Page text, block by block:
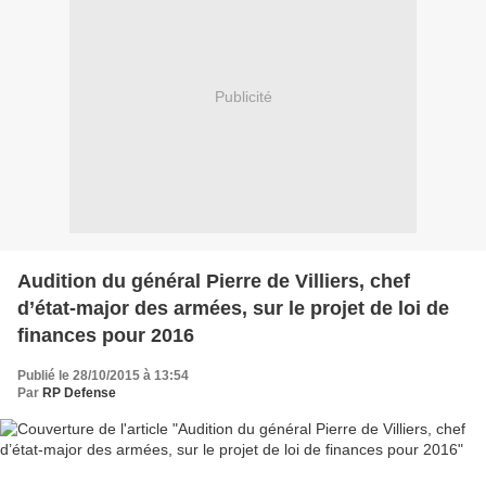
Publicité
Audition du général Pierre de Villiers, chef
d’état-major des armées, sur le projet de loi de
finances pour 2016
Publié le 28/10/2015 à 13:54
Par RP Defense